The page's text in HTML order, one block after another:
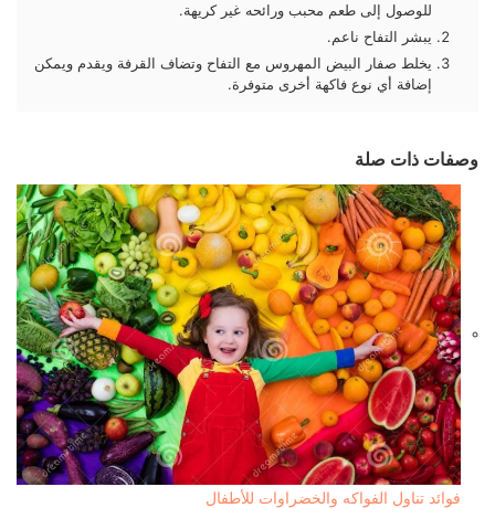
للوصول إلى طعم محبب ورائحه غير كريهة.
يبشر التفاح ناعم.
يخلط صفار البيض المهروس مع التفاح وتضاف القرفة ويقدم ويمكن
إضافة أي نوع فاكهة أخرى متوفرة.
وصفات ذات صلة
فوائد تناول الفواكه والخضراوات للأطفال